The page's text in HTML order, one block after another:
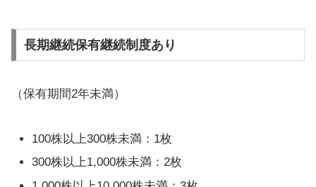
長期継続保有継続制度あり
（保有期間2年未満）
100株以上300株未満：1枚
300株以上1,000株未満：2枚